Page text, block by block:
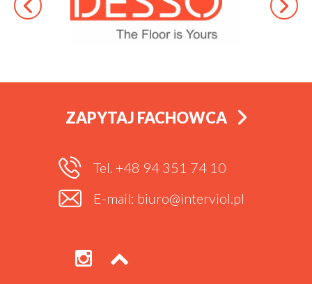
ZAPYTAJ FACHOWCA
Tel. +48 94 351 74 10
E-mail: biuro@interviol.pl